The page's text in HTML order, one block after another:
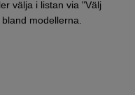
välja i listan via "Välj
modellerna.